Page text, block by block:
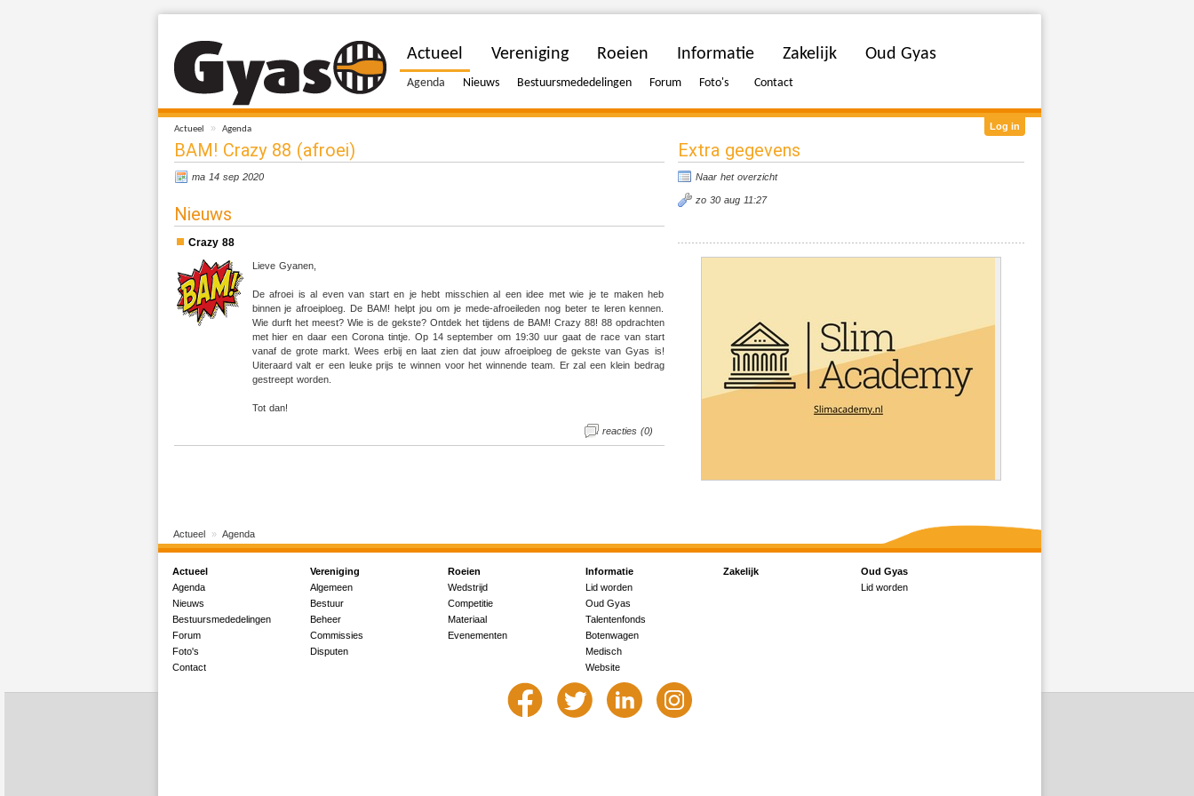
Actueel » Agenda
Actueel
Agenda Nieuws Bestuursmededelingen Forum Foto's Contact
Vereniging Roeien Informatie Zakelijk Oud Gyas
Log in
BAM! Crazy 88 (afroei)
ma 14 sep 2020
Nieuws
Crazy 88
Lieve Gyanen,
De afroei is al even van start en je hebt misschien al een idee met wie je te maken heb
binnen je afroeiploeg. De BAM! helpt jou om je mede-afroeileden nog beter te leren kennen.
Wie durft het meest? Wie is de gekste? Ontdek het tijdens de BAM! Crazy 88! 88 opdrachten
met hier en daar een Corona tintje. Op 14 september om 19:30 uur gaat de race van start
vanaf de grote markt. Wees erbij en laat zien dat jouw afroeiploeg de gekste van Gyas is!
Uiteraard valt er een leuke prijs te winnen voor het winnende team. Er zal een klein bedrag
gestreept worden.
Tot dan!
reacties (0)
Extra gegevens
Naar het overzicht
zo 30 aug 11:27
Actueel Agenda
Actueel
Agenda
Nieuws
Bestuursmededelingen
Forum
Foto's
Contact
Vereniging
Algemeen
Bestuur
Beheer
Commissies
Disputen
Roeien
Wedstrijd
Competitie
Materiaal
Evenementen
Informatie
Lid worden
Oud Gyas
Talentenfonds
Botenwagen
Medisch
Website
Zakelijk
Oud Gyas
Lid worden